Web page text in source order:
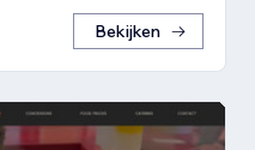
Bekijken